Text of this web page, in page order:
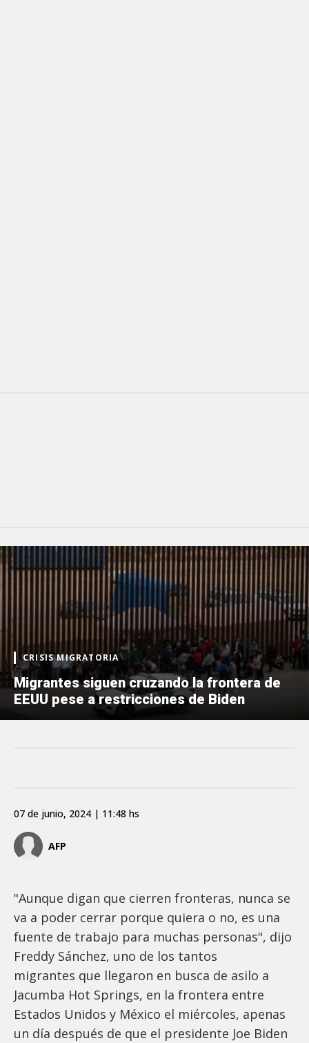
CRISIS MIGRATORIA
Migrantes siguen cruzando la frontera de
EEUU pese a restricciones de Biden
AFP
07 de junio, 2024 | 11:48 hs
"Aunque digan que cierren fronteras, nunca se
va a poder cerrar porque quiera o no, es una
fuente de trabajo para muchas personas", dijo
Freddy Sánchez, uno de los tantos
migrantes que llegaron en busca de asilo a
Jacumba Hot Springs, en la frontera entre
Estados Unidos y México el miércoles, apenas
un día después de que el presidente Joe Biden